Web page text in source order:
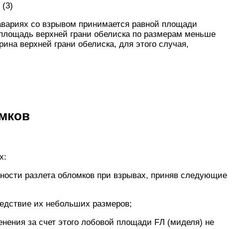
со взрывом принимается равной площади
верхней грани обелиска по размерам меньше
верхней грани обелиска, для этого случая,
разлета обломков при взрывах, приняв следующие
их небольших размеров;
за счет этого лобовой площади FЛ (миделя) не